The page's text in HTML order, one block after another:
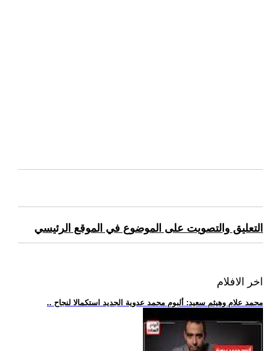
التعليق والتصويت على الموضوع في الموقع الرئيسي
اخر الافلام
.. محمد علام وهيثم سعيد: ألبوم محمد عدوية الجديد استكمالا لنجاح